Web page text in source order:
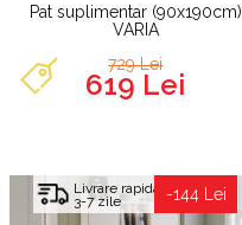
Pat suplimentar (90x190cm)
VARIA
729 Lei
619 Lei
Livrare rapida
3-7 zile -144 Lei